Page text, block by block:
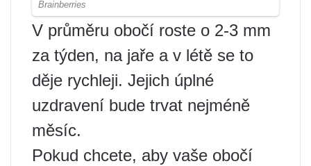
V průměru obočí roste o 2-3 mm
za týden, na jaře a v létě se to
děje rychleji. Jejich úplné
uzdravení bude trvat nejméně
měsíc.
Pokud chcete, aby vaše obočí